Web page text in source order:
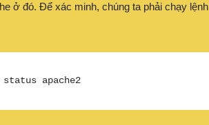
ở đó. Để xác minh, chúng ta phải chạy lệnh
apache2